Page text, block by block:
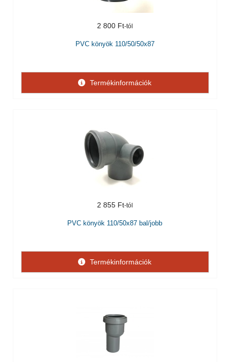
2 800 Ft
PVC könyök 110/50/50x87
Termékinformációk
2 855 Ft
PVC könyök 110/50x87 bal/jobb
Termékinformációk